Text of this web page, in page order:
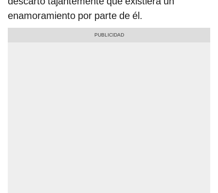
enamoramiento por parte de él.